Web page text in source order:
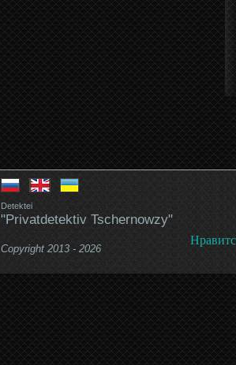
Detektei
"Privatdetektiv Tschernowzy"
Copyright 2013 - 2026